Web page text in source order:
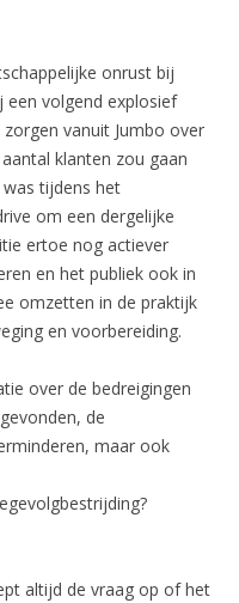
onrust bij
een volgend explosief
vanuit Jumbo over
klanten zou gaan
tijdens het
om een dergelijke
ertoe nog actiever
en het publiek ook in
omzetten in de praktijk
en voorbereiding.
over de bedreigingen
de
maar ook
altijd de vraag op of het